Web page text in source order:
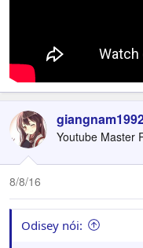
Youtube Master
8/8/16
Odisey nói: